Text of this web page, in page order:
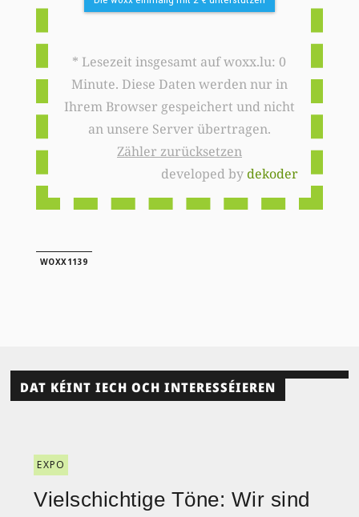
* Lesezeit insgesamt auf woxx.lu: 0
Minute. Diese Daten werden nur in
Ihrem Browser gespeichert und nicht
an unsere Server übertragen.
Zähler zurücksetzen
developed bydekoder
WOXX1139
DAT KÉINT IECH OCH INTERESSÉIEREN
EXPO
Vielschichtige Töne: Wir sind